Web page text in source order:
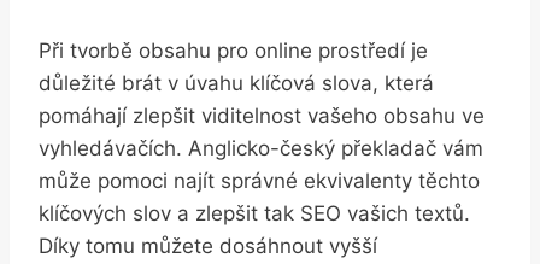
Při tvorbě obsahu pro online prostředí je
důležité brát v úvahu klíčová slova, která
pomáhají zlepšit viditelnost vašeho obsahu ve
vyhledávačích. Anglicko-český překladač vám
může pomoci najít správné ekvivalenty těchto
klíčových slov a zlepšit tak SEO vašich textů.
Díky tomu můžete dosáhnout vyšší